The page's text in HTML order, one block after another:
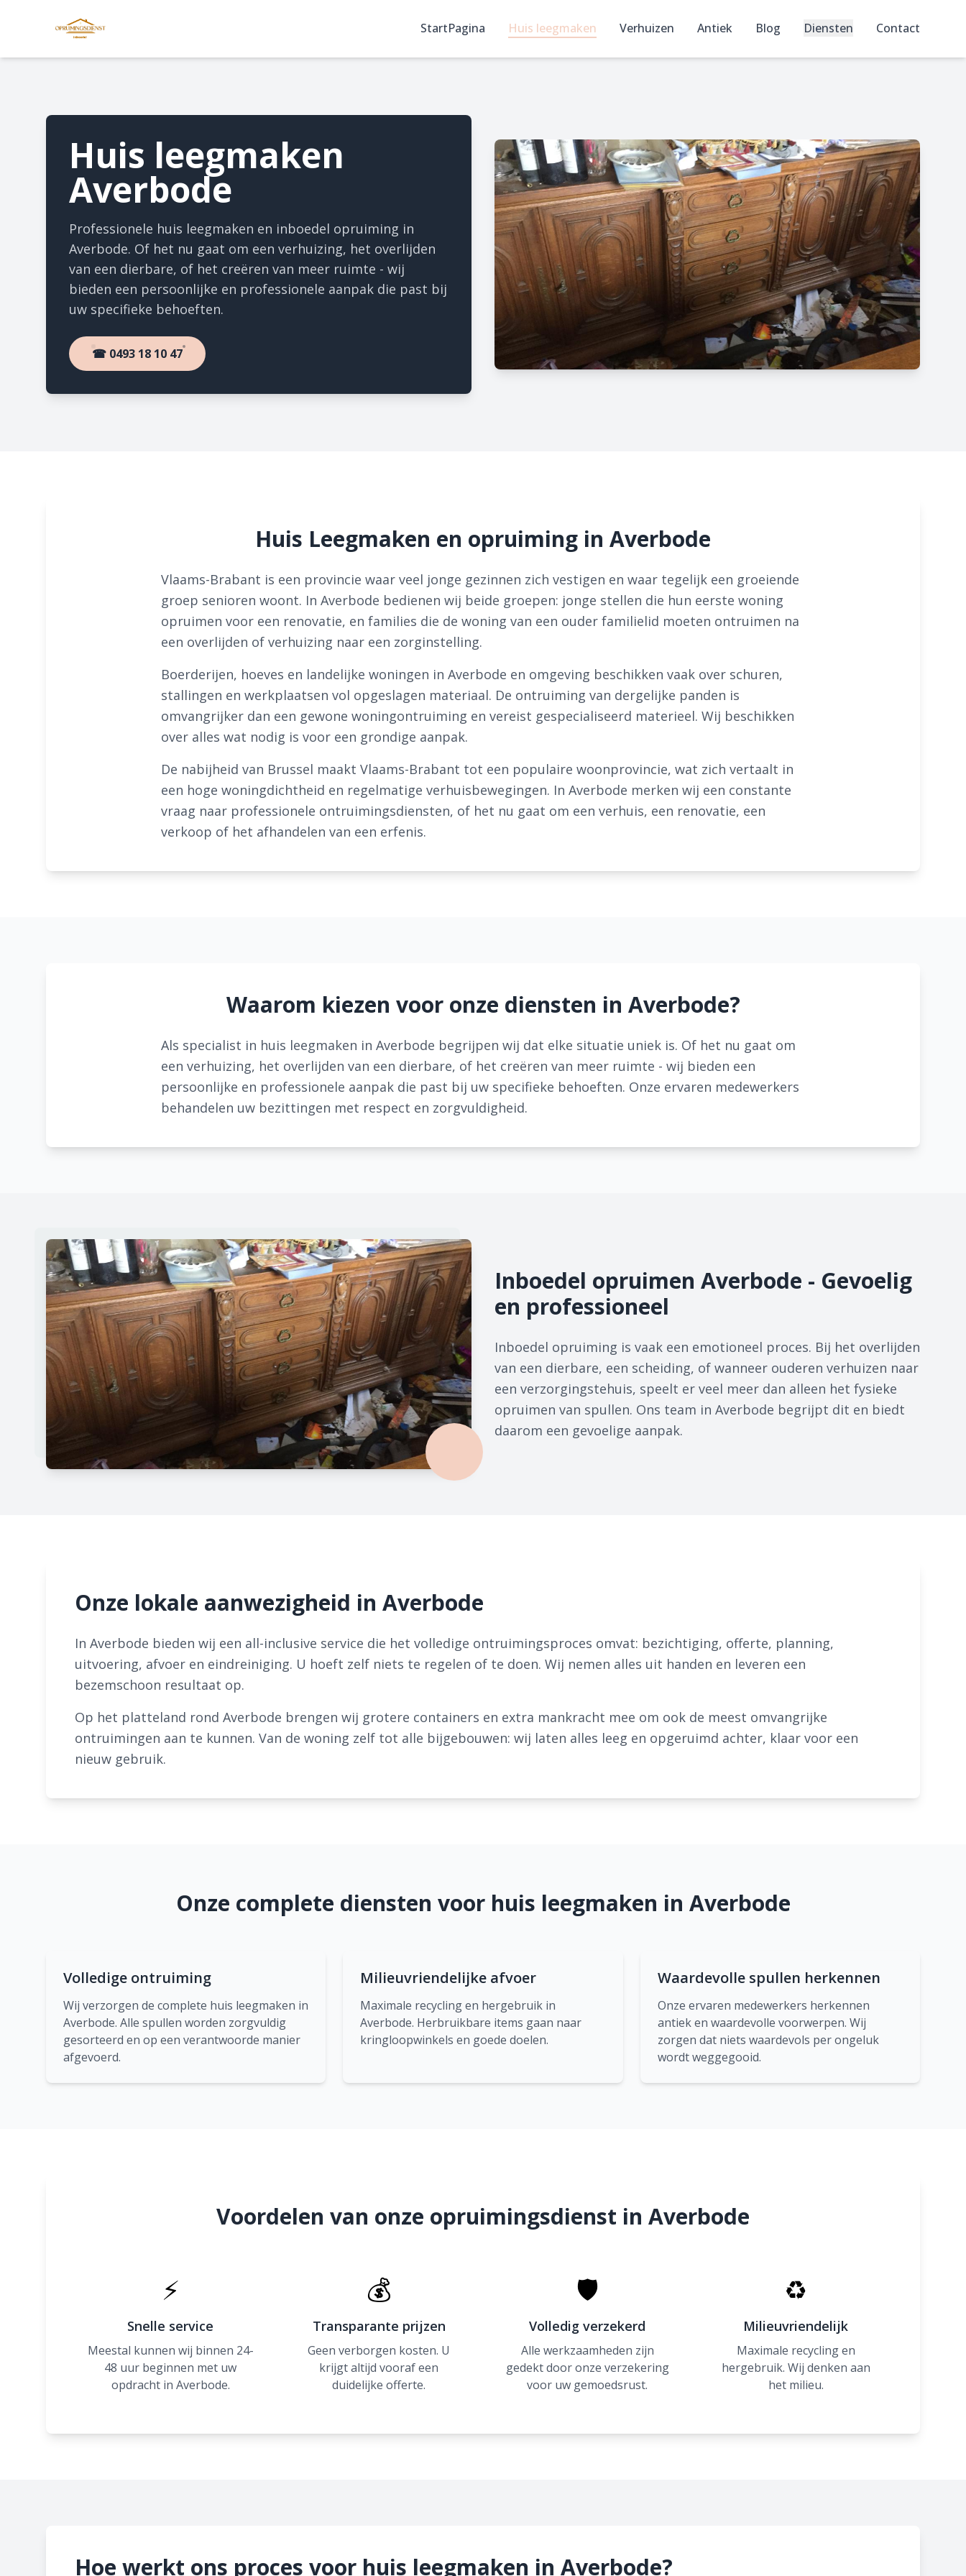
StartPagina Huis leegmaken Verhuizen Antiek Blog Diensten Contact
Huis leegmaken
Averbode
Professionele huis leegmaken en inboedel opruiming in
Averbode. Of het nu gaat om een verhuizing, het overlijden
van een dierbare, of het creëren van meer ruimte - wij
bieden een persoonlijke en professionele aanpak die past bij
uw specifieke behoeften.
☎ 0493 18 10 47
Huis Leegmaken en opruiming in Averbode
Vlaams-Brabant is een provincie waar veel jonge gezinnen zich vestigen en waar tegelijk een groeiende
groep senioren woont. In Averbode bedienen wij beide groepen: jonge stellen die hun eerste woning
opruimen voor een renovatie, en families die de woning van een ouder familielid moeten ontruimen na
een overlijden of verhuizing naar een zorginstelling.
Boerderijen, hoeves en landelijke woningen in Averbode en omgeving beschikken vaak over schuren,
stallingen en werkplaatsen vol opgeslagen materiaal. De ontruiming van dergelijke panden is
omvangrijker dan een gewone woningontruiming en vereist gespecialiseerd materieel. Wij beschikken
over alles wat nodig is voor een grondige aanpak.
De nabijheid van Brussel maakt Vlaams-Brabant tot een populaire woonprovincie, wat zich vertaalt in
een hoge woningdichtheid en regelmatige verhuisbewegingen. In Averbode merken wij een constante
vraag naar professionele ontruimingsdiensten, of het nu gaat om een verhuis, een renovatie, een
verkoop of het afhandelen van een erfenis.
Waarom kiezen voor onze diensten in Averbode?
Als specialist in huis leegmaken in Averbode begrijpen wij dat elke situatie uniek is. Of het nu gaat om
een verhuizing, het overlijden van een dierbare, of het creëren van meer ruimte - wij bieden een
persoonlijke en professionele aanpak die past bij uw specifieke behoeften. Onze ervaren medewerkers
behandelen uw bezittingen met respect en zorgvuldigheid.
Inboedel opruimen Averbode - Gevoelig
en professioneel
Inboedel opruiming is vaak een emotioneel proces. Bij het overlijden
van een dierbare, een scheiding, of wanneer ouderen verhuizen naar
een verzorgingstehuis, speelt er veel meer dan alleen het fysieke
opruimen van spullen. Ons team in Averbode begrijpt dit en biedt
daarom een gevoelige aanpak.
Onze lokale aanwezigheid in Averbode
In Averbode bieden wij een all-inclusive service die het volledige ontruimingsproces omvat: bezichtiging, offerte, planning,
uitvoering, afvoer en eindreiniging. U hoeft zelf niets te regelen of te doen. Wij nemen alles uit handen en leveren een
bezemschoon resultaat op.
Op het platteland rond Averbode brengen wij grotere containers en extra mankracht mee om ook de meest omvangrijke
ontruimingen aan te kunnen. Van de woning zelf tot alle bijgebouwen: wij laten alles leeg en opgeruimd achter, klaar voor een
nieuw gebruik.
Onze complete diensten voor huis leegmaken in Averbode
Volledige ontruiming
Wij verzorgen de complete huis leegmaken in
Averbode. Alle spullen worden zorgvuldig
gesorteerd en op een verantwoorde manier
afgevoerd.
Milieuvriendelijke afvoer
Maximale recycling en hergebruik in
Averbode. Herbruikbare items gaan naar
kringloopwinkels en goede doelen.
Waardevolle spullen herkennen
Onze ervaren medewerkers herkennen
antiek en waardevolle voorwerpen. Wij
zorgen dat niets waardevols per ongeluk
wordt weggegooid.
Voordelen van onze opruimingsdienst in Averbode
⚡
Snelle service
Meestal kunnen wij binnen 24-
48 uur beginnen met uw
opdracht in Averbode.
💰
Transparante prijzen
Geen verborgen kosten. U
krijgt altijd vooraf een
duidelijke offerte.
🛡
Volledig verzekerd
Alle werkzaamheden zijn
gedekt door onze verzekering
voor uw gemoedsrust.
♻
Milieuvriendelijk
Maximale recycling en
hergebruik. Wij denken aan
het milieu.
Hoe werkt ons proces voor huis leegmaken in Averbode?